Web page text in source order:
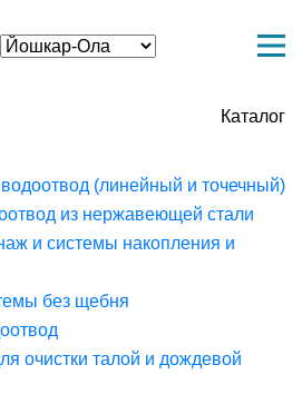
Каталог
(линейный и точечный)
из нержавеющей стали
и системы накопления и
без щебня
очистки талой и дождевой